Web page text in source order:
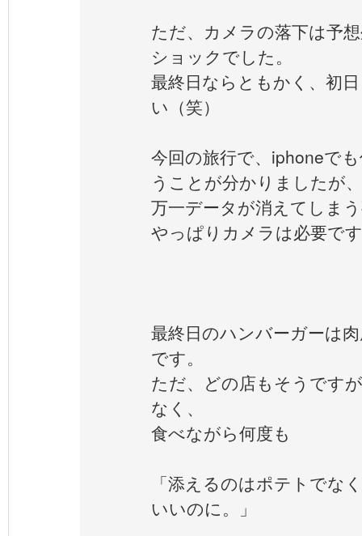
ただ、カメラの落下は予
ショックでした。
最終日ならともかく、初
い（笑）
今回の旅行で、iphoneで
うことが分かりましたが、
万一データが消えてしま
やっぱりカメラは必要で
最終日のハンバーガーは
です。
ただ、どの店もそうです
なく、
食べながら何度も
「添えるのはポテトでな
いいのに。」